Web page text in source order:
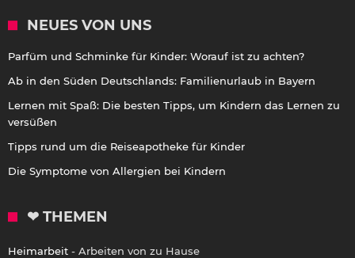
NEUES VON UNS
Parfüm und Schminke für Kinder: Worauf ist zu achten?
Ab in den Süden Deutschlands: Familienurlaub in Bayern
Lernen mit Spaß: Die besten Tipps, um Kindern das Lernen zu
versüßen
Tipps rund um die Reiseapotheke für Kinder
Die Symptome von Allergien bei Kindern
❤ THEMEN
Heimarbeit - Arbeiten von zu Hause